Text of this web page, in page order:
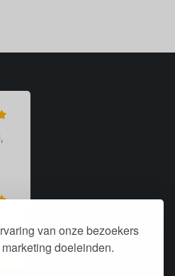
van onze bezoekers
doeleinden.